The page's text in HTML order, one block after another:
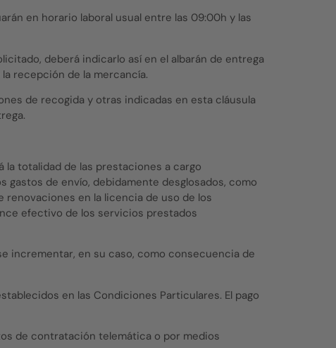
en horario laboral usual entre las 09:00h y las
deberá indicarlo así en el albarán de entrega
recepción de la mercancía.
de recogida y otras indicadas en esta cláusula
la totalidad de las prestaciones a cargo
gastos de envío, debidamente desglosados, como
en la licencia de uso de los
efectivo de los servicios prestados
incrementar, en su caso, como consecuencia de
en las Condiciones Particulares. El pago
de contratación telemática o por medios